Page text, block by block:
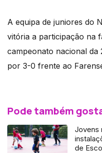
A equipa de juniores do
vitória a participação na
campeonato nacional da
por 3-0 frente ao
Pode também
Jovens
de